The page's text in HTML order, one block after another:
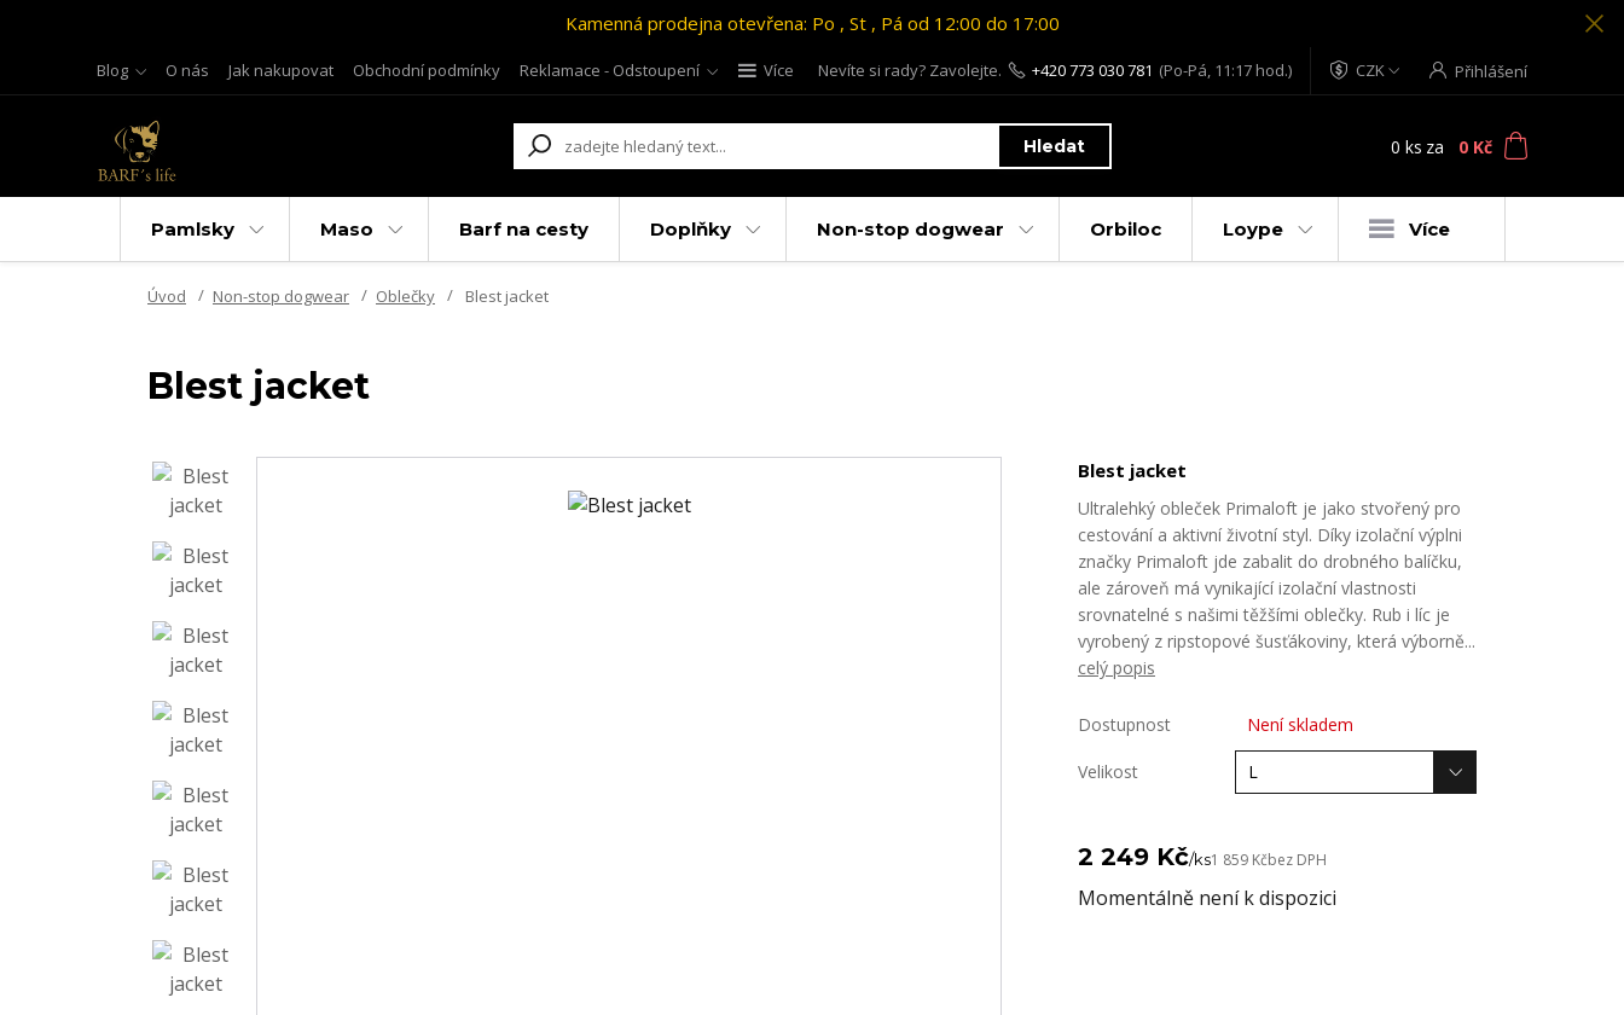
Kamenná prodejna otevřena: Po , St , Pá od 12:00 do 17:00
Blog O nás Jak nakupovat Obchodní podmínky Reklamace - Odstoupení Více CZK Přihlášení
Hledat
Nevíte si rady? Zavolejte. +420 773 030 781 (Po-Pá, 11:17 hod.)
0 ks za 0 Kč
Pamlsky Maso Barf na cesty Doplňky Non-stop dogwear Orbiloc Loype Více
Úvod Non-stop dogwear Oblečky Blest jacket
Blest jacket
Blest jacket
Ultralehký obleček Primaloft je jako stvořený pro
cestování a aktivní životní styl. Díky izolační výplni
značky Primaloft jde zabalit do drobného balíčku,
ale zároveň má vynikající izolační vlastnosti
srovnatelné s našimi těžšími oblečky. Rub i líc je
vyrobený z ripstopové šusťákoviny, která výborně...
celý popis
Dostupnost Není skladem
Velikost
2 249 Kč/ks1 859 Kčbez DPH
Momentálně není k dispozici